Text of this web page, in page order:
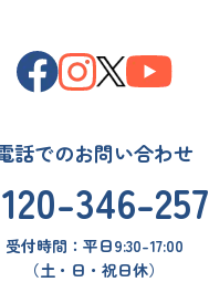
話でのお問い合わせ
346-257
受付時間： 平日9:30-17:00
（土・日・祝日休）